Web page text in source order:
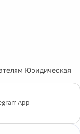
Юридическая
App